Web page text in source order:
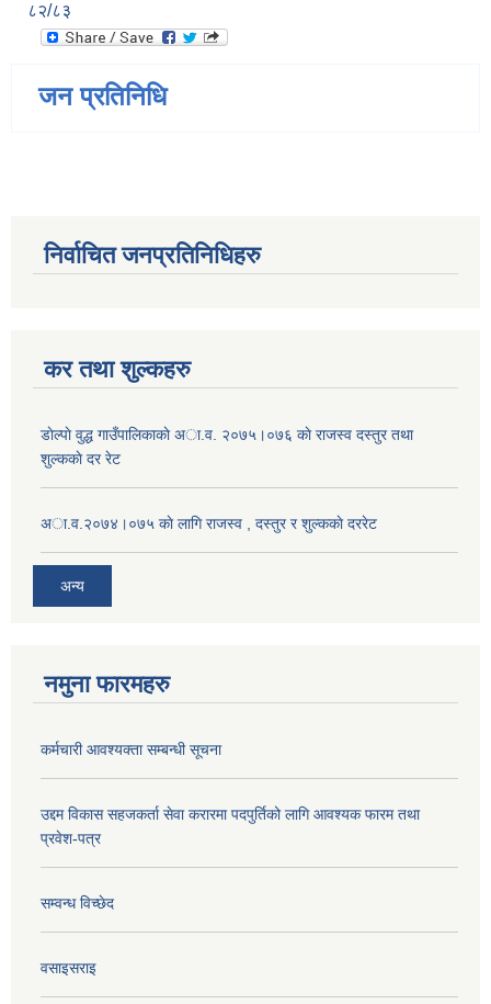
८२/८३
जन प्रतिनिधि
निर्वाचित जनप्रतिनिधिहरु
कर तथा शुल्कहरु
डाेल्पाे वुद्ध गाउँपालिकाकाे अा.व. २०७५।०७६ काे राजस्व दस्तुर तथा
शुल्ककाे दर रेट
अा.व.२०७४।०७५ काे लागि राजस्व , दस्तुर र शुल्ककाे दररेट
अन्य
नमुना फारमहरु
कर्मचारी आवश्यक्ता सम्बन्धी सूचना
उद्दम विकास सहजकर्ता सेवा करारमा पदपुर्तिको लागि आवश्यक फारम तथा
प्रवेश-पत्र
सम्वन्ध विच्छेद
वसाइसराइ